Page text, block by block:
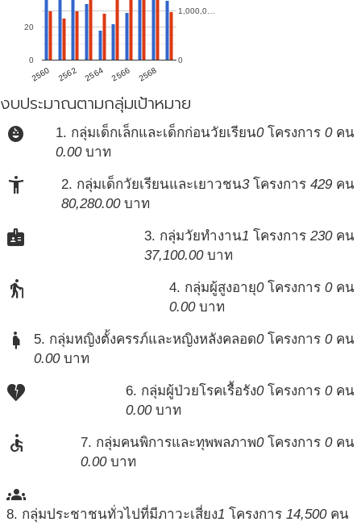
2560 2562 2564 2566 2568
0
20
0
1,000,0…
งบประมาณตามกลุ่มเป้าหมาย
child_care 1. กลุ่มเด็กเล็กและเด็กก่อนวัยเรียน0โครงการ 0คน
0.00บาท
accessibility_new 2. กลุ่มเด็กวัยเรียนและเยาวชน3โครงการ 429 คน
80,280.00บาท
badge 3. กลุ่มวัยทำงาน1 โครงการ 230คน
37,100.00บาท
elderly 4. กลุ่มผู้สูงอายุ0โครงการ 0คน
0.00บาท
pregnant_woman 5. กลุ่มหญิงตั้งครรภ์และหญิงหลังคลอด0โครงการ 0คน
0.00บาท
heart_broken 6. กลุ่มผู้ป่วยโรคเรื้อรัง0โครงการ 0คน
0.00บาท
accessible 7. กลุ่มคนพิการและทุพพลภาพ0โครงการ 0คน
0.00บาท
groups
8. กลุ่มประชาชนทั่วไปที่มีภาวะเสี่ยง1 โครงการ 14,500คน